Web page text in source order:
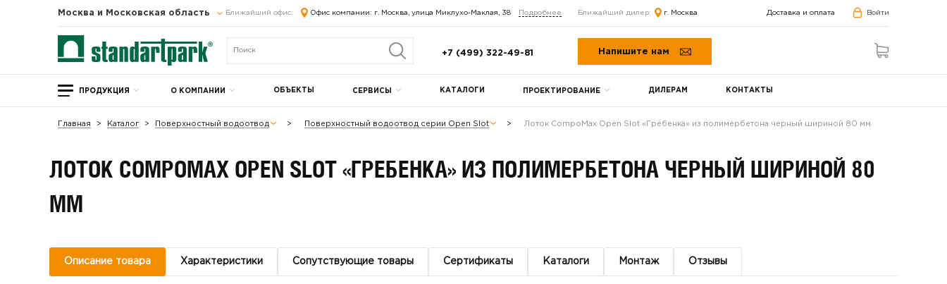
Москва и Московская область Ближайший офис: Офис компании: г. Москва, улица Миклухо-Маклая, 38 Подробнее Ближайший дилер: г. Москва Доставка и оплата Войти
+7 (499) 322-49-81 Напишите нам
ПРОДУКЦИЯ О КОМПАНИИ ОБЪЕКТЫ СЕРВИСЫ КАТАЛОГИ ПРОЕКТИРОВАНИЕ ДИЛЕРАМ КОНТАКТЫ
Главная Каталог Поверхностный водоотвод Поверхностный водоотвод серии Open Slot Лоток CompoMax Open Slot «Гребенка» из полимербетона черный шириной 80 мм
ЛОТОК COMPOMAX OPEN SLOT «ГРЕБЕНКА» ИЗ ПОЛИМЕРБЕТОНА ЧЕРНЫЙ ШИРИНОЙ 80
ММ
Описание товара Характеристики Сопутствующие товары Сертификаты Каталоги Монтаж Отзывы